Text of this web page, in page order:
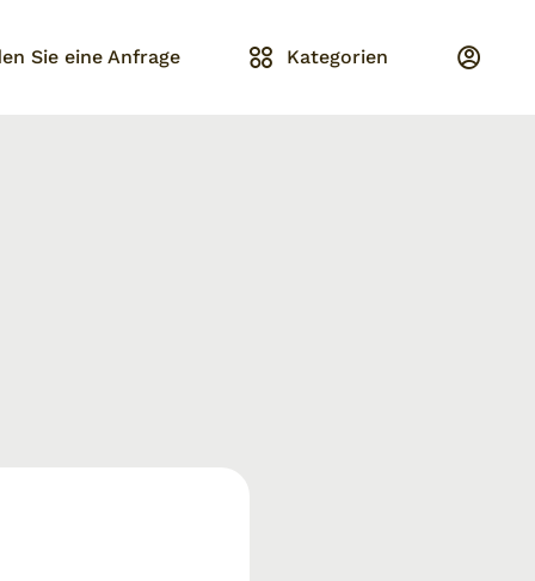
Sie eine Anfrage Kategorien